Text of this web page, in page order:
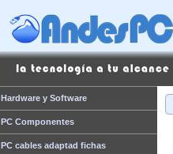
Hardware y Software
PC Componentes
PC cables adaptad fichas